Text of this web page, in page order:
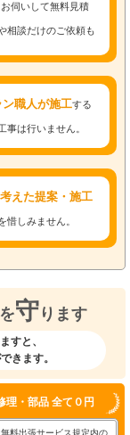
伺いして無料見積
相談だけのご依頼も
ン職人が施工する
事は行いません。
えた提案・施工
惜しみません。
を守 ります
すと、
きます。
理・部品 全て０円
料出張サービス規定内の